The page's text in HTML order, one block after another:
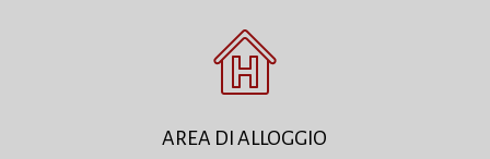
AREA DI ALLOGGIO